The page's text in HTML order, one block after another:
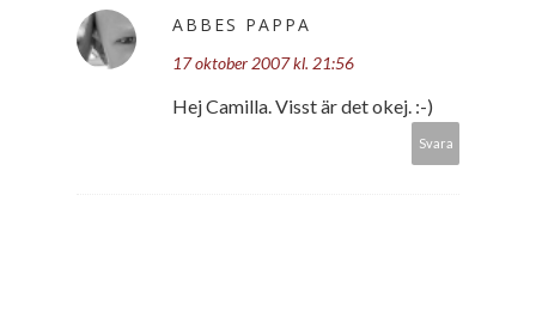
ABBES PAPPA
17 oktober 2007 kl. 21:56
Hej Camilla. Visst är det okej. :-)
Svara